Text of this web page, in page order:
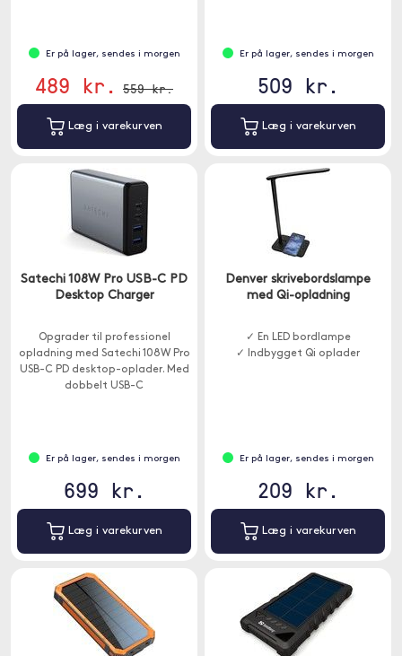
Er på lager, sendes i morgen
489 kr. 559 kr.
Læg i varekurven
Er på lager, sendes i morgen
509 kr.
Læg i varekurven
Satechi 108W Pro USB-C PD
Desktop Charger
Opgrader til professionel
opladning med Satechi 108W Pro
USB-C PD desktop-oplader. Med
dobbelt USB-C
strømdeling.
Er på lager, sendes i morgen
699 kr.
Læg i varekurven
Denver skrivebordslampe
med Qi-opladning
✓ En LED bordlampe
✓ Indbygget Qi oplader
Er på lager, sendes i morgen
209 kr.
Læg i varekurven